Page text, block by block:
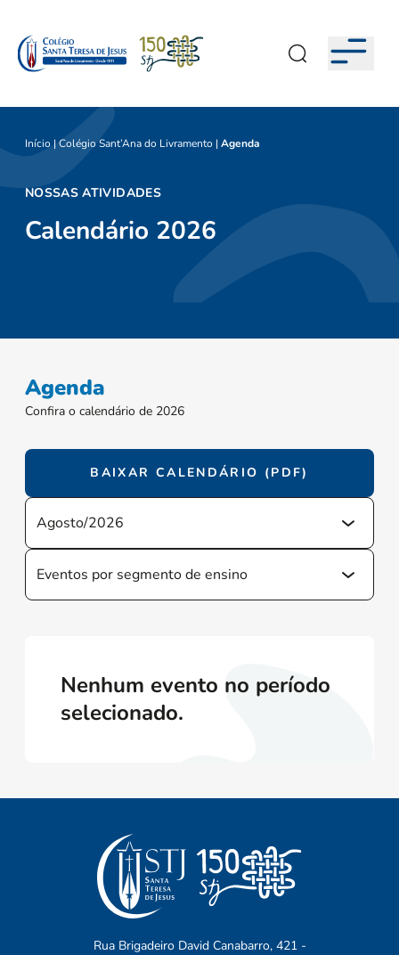
Início |Colégio Sant’Ana do Livramento | Agenda
NOSSAS ATIVIDADES
Calendário 2026
Agenda
Confira o calendário de 2026
BAIXAR CALENDÁRIO (PDF)
Nenhum evento no período
selecionado.
Rua Brigadeiro David Canabarro, 421 -